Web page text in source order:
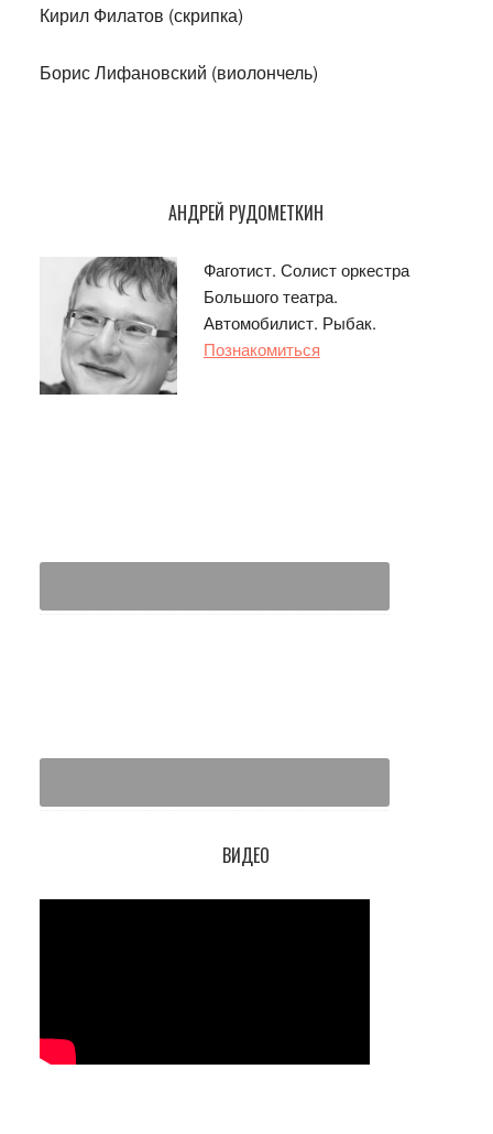
Кирил Филатов (скрипка)
Борис Лифановский (виолончель)
сайдбар
АНДРЕЙ РУДОМЕТКИН
Фаготист. Солист оркестра
Большого театра.
Автомобилист. Рыбак.
Познакомиться
ВИДЕО